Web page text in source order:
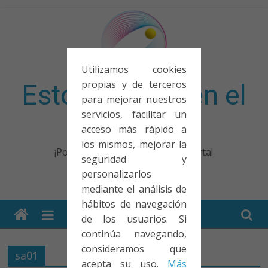
Utilizamos cookies
propias y de terceros
para mejorar nuestros
servicios, facilitar un
acceso más rápido a
los mismos, mejorar la
seguridad y
personalizarlos
mediante el análisis de
hábitos de navegación
de los usuarios. Si
continúa navegando,
consideramos que
acepta su uso. Más
Esto no entra en el
examen
¡Porque no solo el examen importa!
sa01